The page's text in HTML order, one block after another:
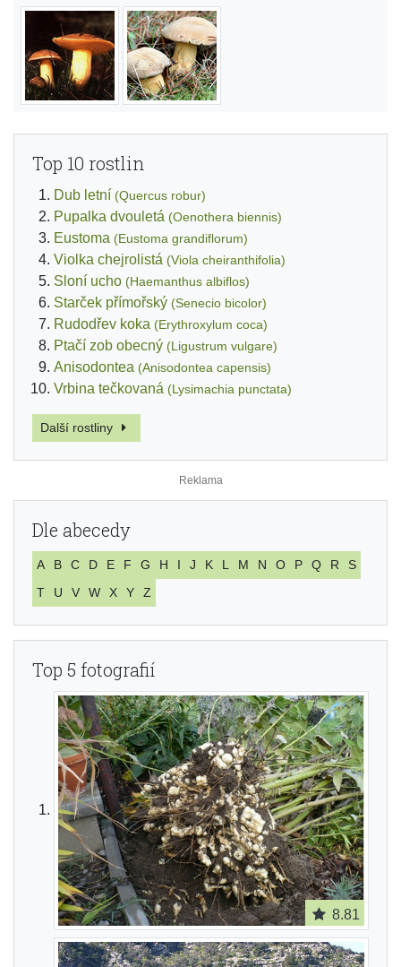
Top 10 rostlin
Dub letní (Quercus robur)
Pupalka dvouletá (Oenothera biennis)
Eustoma (Eustoma grandiflorum)
Violka chejrolistá (Viola cheiranthifolia)
Sloní ucho (Haemanthus albiflos)
Starček přímořský (Senecio bicolor)
Rudodřev koka (Erythroxylum coca)
Ptačí zob obecný (Ligustrum vulgare)
Anisodontea (Anisodontea capensis)
Vrbina tečkovaná (Lysimachia punctata)
Další rostliny
Dle abecedy
A B C D E F G H I J K L M N O P Q R
S
T
U V W X Y Z
Top 5 fotografií
8.81